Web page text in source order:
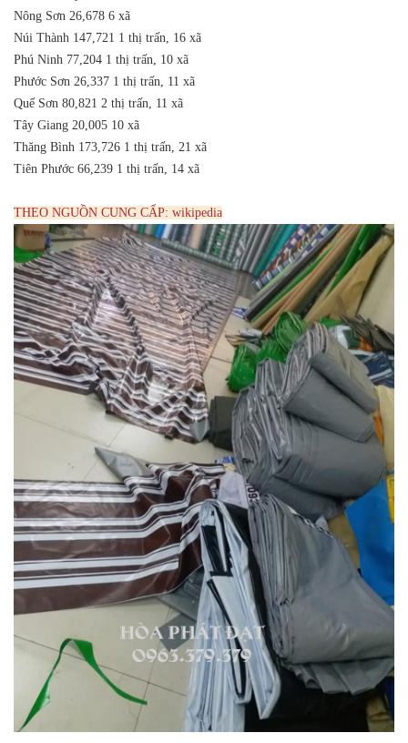
Nông Sơn 26,678 6 xã
Núi Thành 147,721 1 thị trấn, 16 xã
Phú Ninh 77,204 1 thị trấn, 10 xã
Phước Sơn 26,337 1 thị trấn, 11 xã
Quế Sơn 80,821 2 thị trấn, 11 xã
Tây Giang 20,005 10 xã
Thăng Bình 173,726 1 thị trấn, 21 xã
Tiên Phước 66,239 1 thị trấn, 14 xã
THEO NGUỒN CUNG CẤP: wikipedia